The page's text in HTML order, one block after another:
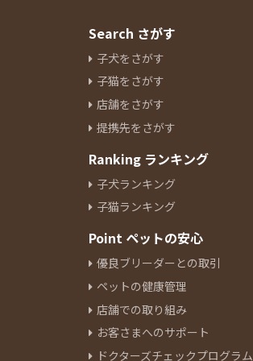
Search さがす
子犬をさがす
子猫をさがす
店舗をさがす
提携先をさがす
Ranking ランキング
子犬ランキング
子猫ランキング
Point ペットの安心
優良ブリーダーとの取引
ペットの健康管理
店舗での取り組み
お客さまへのサポート
ドクターズチェックプログラム